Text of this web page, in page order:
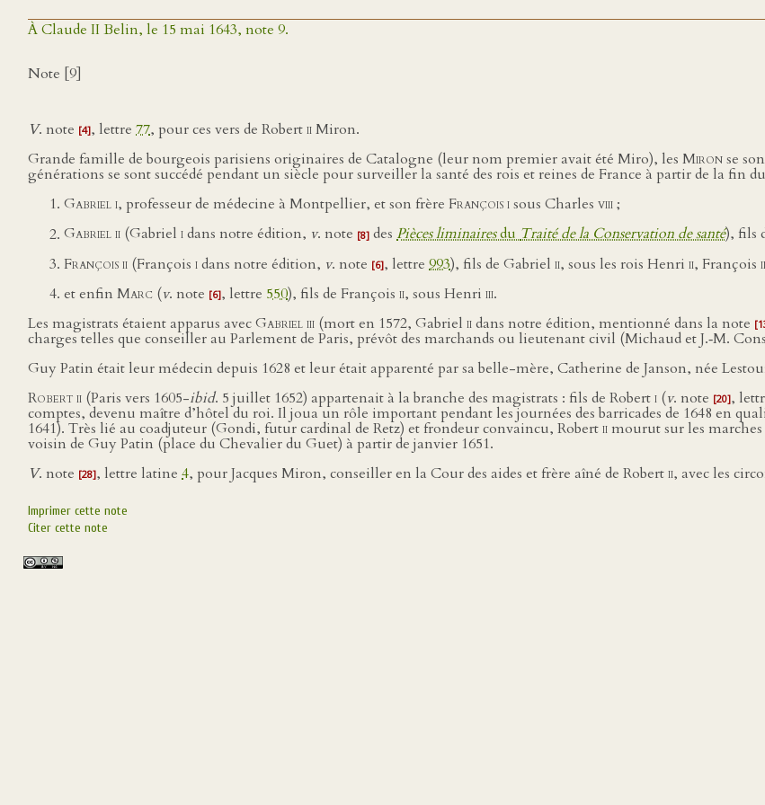
À Claude II Belin, le 15 mai 1643, note 9.
Note [9]
V. note [4], lettre 77, pour ces vers de RobertiiMiron.
Grande famille de bourgeois parisiens originaires de Catalogne (leur nom premier avait été Miro), les Mironse
générations se sont succédé pendant un siècle pour surveiller la santé des rois et reines de France à partir de la fin du
Gabriel i, professeur de médecine à Montpellier, et son frère François isous Charles viii;
Gabriel ii (Gabriel idans notre édition, v. note [8] des Pièces liminairesduTraité de la Conservation de santé), fils
François ii (François idans notre édition, v. note [6], lettre 993), fils de Gabriel ii, sous les rois Henri ii, François ii
et enfin Marc (v. note [6], lettre 550), fils de François ii, sous Henri iii.
Les magistrats étaient apparus avecGabriel iii (mort en 1572, Gabriel iidans notre édition, mentionné dans la note
charges telles que conseiller au Parlement de Paris, prévôt des marchands ou lieutenant civil (Michaud et J.‑M.
Guy Patin était leur médecin depuis 1628 et leur était apparenté par sa belle-mère, Catherine de Janson, née
Robert ii (Paris vers 1605-ibid. 5 juillet 1652) appartenait à la branche des magistrats : fils de Roberti (v. note [20],
comptes, devenu maître d’hôtel du roi. Il joua un rôle important pendant les journées des barricades de 1648 en
1641). Très lié au coadjuteur (Gondi, futur cardinal de Retz) et frondeur convaincu, Robertii mourut sur les
voisin de Guy Patin (place du Chevalier du Guet) à partir de janvier 1651.
V. note [28], lettre latine 4, pour Jacques Miron, conseiller en la Cour des aides et frère aîné de Robertii, avec les
Imprimer cette note
Citer cette note